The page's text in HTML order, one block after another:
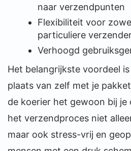
naar verzendpunten
Flexibiliteit voor
particuliere
Verhoogd
Het belangrijkste voordeel
plaats van zelf met je
de koerier het gewoon bij je
het verzendproces niet
maar ook stress-vrij en